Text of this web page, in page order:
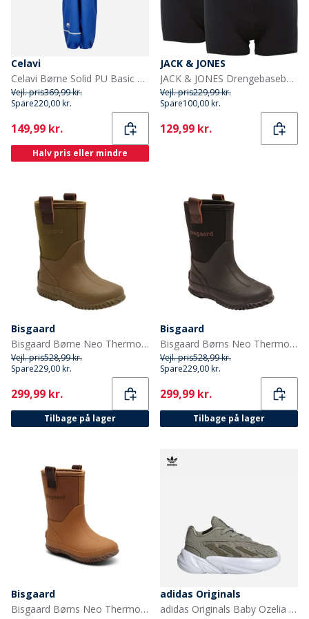
Celavi
Celavi Børne Solid PU Basic Regntøj Sæt Havblå Oceanblue
Vejl. pris369,99 kr.
Spare220,00 kr.
Current
149,99 kr.
Halv pris eller mindre
JACK & JONES
JACK & JONES Drengebaseboksere 5-pak Sort
Vejl. pris229,99 kr.
Spare100,00 kr.
Current
129,99 kr.
Bisgaard
Bisgaard Børne Neo Thermo Gummistøvler Grøn
Vejl. pris528,99 kr.
Spare229,00 kr.
Current
299,99 kr.
Tilbage på lager
Bisgaard
Bisgaard Børns Neo Thermo Gummistøvler Sort
Vejl. pris528,99 kr.
Spare229,00 kr.
Current
299,99 kr.
Tilbage på lager
Bisgaard
Bisgaard Børns Neo Thermo Gummistøvler Kamel
adidas Originals
adidas Originals Baby Ozelia Elastisk Snørebånd Træningssko Silver Pebble/Focus Olive/Cloud White